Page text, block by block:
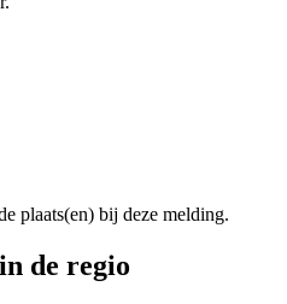
plaats(en) bij deze melding.
de regio